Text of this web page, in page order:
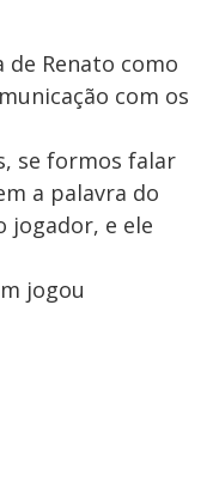
de Renato como
com os
se formos falar
a palavra do
jogador, e ele
jogou